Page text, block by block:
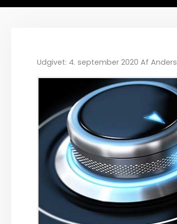
Udgivet: 4. september 2020 Af Anders